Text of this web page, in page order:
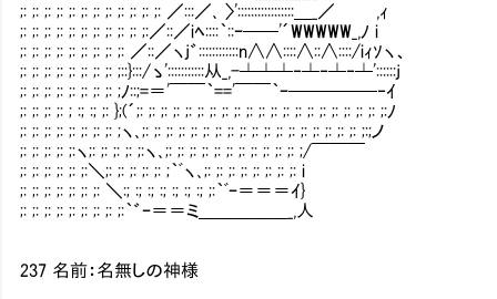
;: ;: ;: ;: ;: ;: ;: ;: ;: ;: ;: ;: ／:::／､ 〉':::::::::::::::::＿_／ ,ｨ
;: ;: ;: ;: ;: ;: ;: ;: ;: ;: ;:／::／iﾍ::::｀::ｰ──'´WWWWW_,ﾉ i
;: ;: ;: ;: ;: ;: ;: ;: ;: ／::／ヽj゛::::::::::::n∧∧::::∧::∧::::/iｨｿヽ、
;: ;: ;: ;: ;: ;: ;: ;: ;::}:::/ゝ':::::::::::从_,-┴┴┴‐┴‐┴‐┴'::::::j
;: ;: ;: ;: ;: ;: ;: ;: ;ﾉ::;=＝'￣￣｀=='￣￣｀ｰ─────‐ｲ
;: ;: ;: ;: ; :; :; ;: };(´;: ;: ;: ;: ;: ;: ;: ;: ;: ;: ;: ;: ;: ;: ;: ;: ;: ;: ;: ;: ;:ﾉ
;: ;: ;: ;: ;: ;: ;: ;: ;ヽ､;: ;: ;: ;: ;: ;: ;: ;: ;: ;: ;: ;: ;: ;: ;: ;: ;: ;: ;:;ノ
;: ;: ;: ;: ;:ヽ;: ;: ;: ;: ;:ヽ､;: ;: ;: ;: ;: ;: ;: ;: ;: ;: ;: ;/￣￣￣
;: ;: ;: ;: ;: ;:＼;: ;: ;: ;: ;: ;｀ﾞヽ､;: ;: ;: ;: ;: ;: ;: ;: i
;: ;: ;: ;: ;: ;: ;: ＼:; :; :; :; :; :; :; ;:｀ﾞｰ＝＝＝ｲ}
;: ;: ;: ;: ;: ;: ;: ;: ;:｀゛ｰ＝＝ミ＿＿＿＿＿_,人
237 名前：名無しの神様